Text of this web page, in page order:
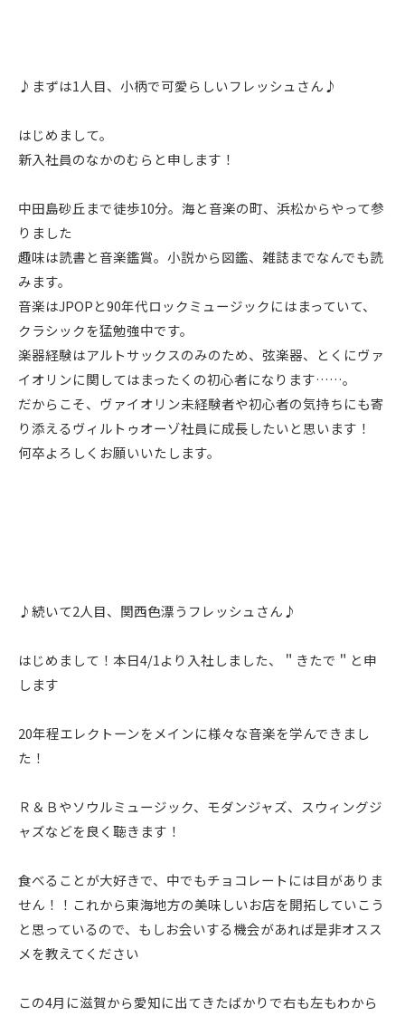
♪まずは1人目、小柄で可愛らしいフレッシュさん♪
はじめまして。
新入社員のなかのむらと申します！
中田島砂丘まで徒歩10分。海と音楽の町、浜松からやって参
りました
趣味は読書と音楽鑑賞。小説から図鑑、雑誌までなんでも読
みます。
音楽はJPOPと90年代ロックミュージックにはまっていて、
クラシックを猛勉強中です。
楽器経験はアルトサックスのみのため、弦楽器、とくにヴァ
イオリンに関してはまったくの初心者になります……。
だからこそ、ヴァイオリン未経験者や初心者の気持ちにも寄
り添えるヴィルトゥオーゾ社員に成長したいと思います！
何卒よろしくお願いいたします。
♪続いて2人目、関西色漂うフレッシュさん♪
はじめまして！本日4/1より入社しました、＂きたで＂と申
します
20年程エレクトーンをメインに様々な音楽を学んできまし
た！
Ｒ＆Ｂやソウルミュージック、モダンジャズ、スウィングジ
ャズなどを良く聴きます！
食べることが大好きで、中でもチョコレートには目がありま
せん！！これから東海地方の美味しいお店を開拓していこう
と思っているので、もしお会いする機会があれば是非オスス
メを教えてください
この4月に滋賀から愛知に出てきたばかりで右も左もわから